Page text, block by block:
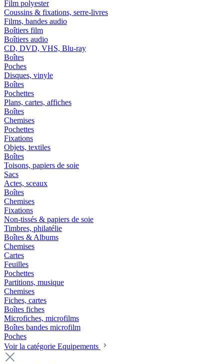
Film polyester
Coussins & fixations, serre-livres
Films, bandes audio
Boîtiers film
Boîtiers audio
CD, DVD, VHS, Blu-ray
Boîtes
Poches
Disques, vinyle
Boîtes
Pochettes
Plans, cartes, affiches
Boîtes
Chemises
Pochettes
Fixations
Objets, textiles
Boîtes
Toisons, papiers de soie
Sacs
Actes, sceaux
Boîtes
Chemises
Fixations
Non-tissés & papiers de soie
Timbres, philatélie
Boîtes & Albums
Chemises
Cartes
Feuilles
Pochettes
Partitions, musique
Chemises
Fiches, cartes
Boîtes fiches
Microfiches, microfilms
Boîtes bandes microfilm
Poches
Voir la catégorie Equipements